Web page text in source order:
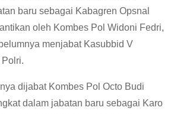
baru sebagai Kabagren Opsnal
oleh Kombes Pol Widoni Fedri,
menjabat Kasubbid V
dijabat Kombes Pol Octo Budi
dalam jabatan baru sebagai Karo